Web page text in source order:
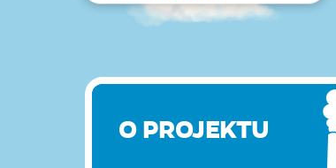
O PROJEKTU